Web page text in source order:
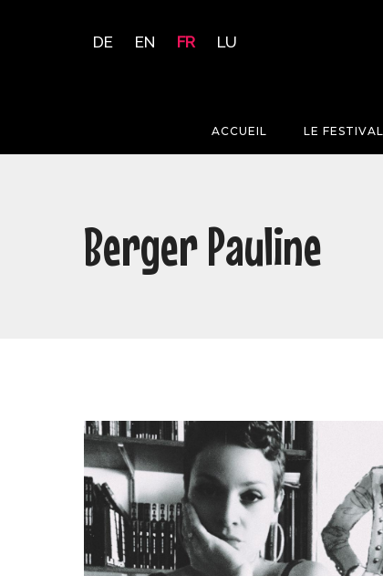
DE EN FR LU
ACCUEIL LE FESTIVAL
Berger Pauline